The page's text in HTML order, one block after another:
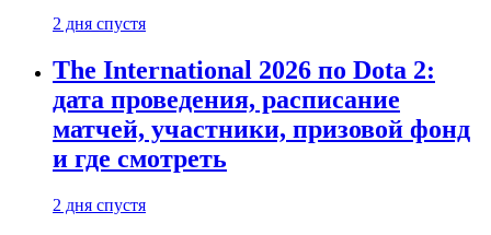
2 дня спустя
The International 2026 по Dota 2:
дата проведения, расписание
матчей, участники, призовой фонд
и где смотреть
2 дня спустя